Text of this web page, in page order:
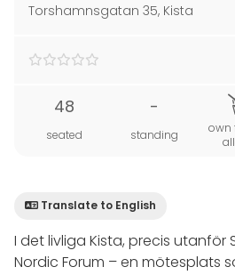
Torshamnsgatan 35, Kista
48
seated
-
standing
own
Translate to English
I det livliga Kista, precis utanför
Nordic Forum – en mötesplats